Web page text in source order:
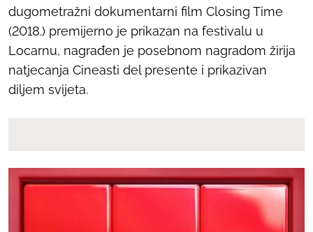
dugometražni dokumentarni film Closing Time
(2018.) premijerno je prikazan na festivalu u
Locarnu, nagrađen je posebnom nagradom žirija
natjecanja Cineasti del presente i prikazivan
diljem svijeta.